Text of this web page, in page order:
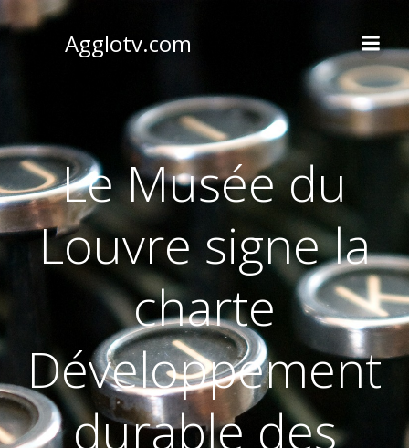
Agglotv.com
Le Musée du
Louvre signe la
charte
Développement
durable des